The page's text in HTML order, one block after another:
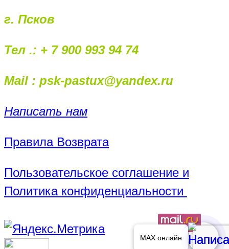
г. Псков
Тел .: + 7 900 993 94 74
Mail : psk-pastux@yandex.ru
Написать нам
Правила Возврата
Пользовательское соглашение и
Политика конфиденциальности
MAX онлайн
MAX онлайн
MAX онлайн